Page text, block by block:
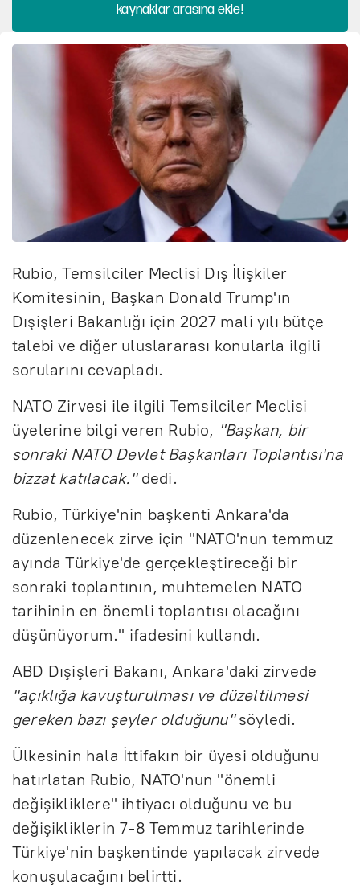
kaynaklar arasına ekle!
Rubio, Temsilciler Meclisi Dış İlişkiler
Komitesinin, Başkan Donald Trump'ın
Dışişleri Bakanlığı için 2027 mali yılı bütçe
talebi ve diğer uluslararası konularla ilgili
sorularını cevapladı.
NATO Zirvesi ile ilgili Temsilciler Meclisi
üyelerine bilgi veren Rubio, "Başkan, bir
sonraki NATO Devlet Başkanları Toplantısı'na
bizzat katılacak."dedi.
Rubio, Türkiye'nin başkenti Ankara'da
düzenlenecek zirve için "NATO'nun temmuz
ayında Türkiye'de gerçekleştireceği bir
sonraki toplantının, muhtemelen NATO
tarihinin en önemli toplantısı olacağını
düşünüyorum." ifadesini kullandı.
ABD Dışişleri Bakanı, Ankara'daki zirvede
"açıklığa kavuşturulması ve düzeltilmesi
gereken bazı şeyler olduğunu"söyledi.
Ülkesinin hala İttifakın bir üyesi olduğunu
hatırlatan Rubio, NATO'nun "önemli
değişikliklere" ihtiyacı olduğunu ve bu
değişikliklerin 7-8 Temmuz tarihlerinde
Türkiye'nin başkentinde yapılacak zirvede
konuşulacağını belirtti.